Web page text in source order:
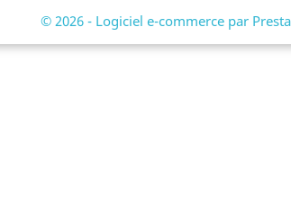
© 2026 - Logiciel e-commerce par